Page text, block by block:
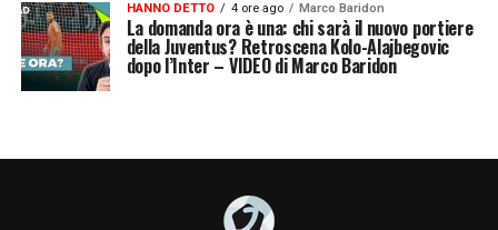
HANNO DETTO 4 ore ago Marco Baridon
La domanda ora è una: chi sarà il nuovo portiere
della Juventus? Retroscena Kolo-Alajbegovic
dopo l’Inter – VIDEO di Marco Baridon